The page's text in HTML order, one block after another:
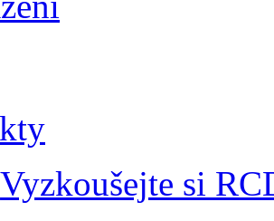
Vyzkoušejte si